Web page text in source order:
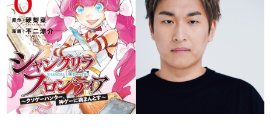
日本のモバイルゲーム史における主要なトピック・タイト
ルを網羅するほか、開発者へのインタビューや識者による
解説を掲載。約20年の歴史が一望できる決定版！
若ゲのいたり〜ゲームクリエイターの青春〜
『うつヌケ』『ペンと箸』等で知られるマンガ家・田中圭
一先生によるゲーム業界レポートマンガです。
なんでゲームは面白い？
ゲーム開発者・hamatsu氏がゲームの魅力を画面や操作の
具体的な形から解き明かしていく、硬派で骨太な評論連載